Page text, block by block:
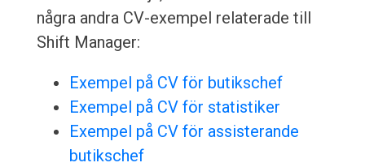
några andra CV-exempel relaterade till
Shift Manager:
Exempel på CV för butikschef
Exempel på CV för statistiker
Exempel på CV för assisterande
butikschef